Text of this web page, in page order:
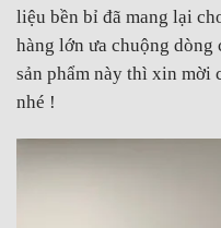
liệu bền bỉ đã mang lại
hàng lớn ưa chuộng dòng
sản phẩm này thì xin mời
nhé !